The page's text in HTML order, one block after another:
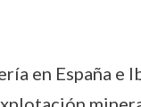
en España e